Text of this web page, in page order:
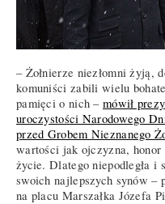
– Żołnierze niezłomni żyją,
komuniści zabili wielu
pamięci o nich – mówił
uroczystości Narodowego
przed Grobem Nieznanego
wartości jak ojczyzna,
życie. Dlatego niepodległa i
swoich najlepszych synów –
na placu Marszałka Józefa